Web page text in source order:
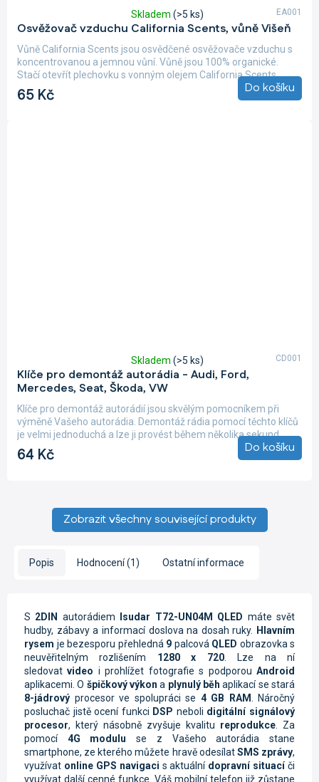
Osvěžovač vzduchu California Scents, vůně Višeň
hodnocení
produktu
je
5,0
5
Skladem (>5 ks)
65 Kč Do košíku
Vůně California Scents jsou osvědčené osvěžovače vzduchu s
koncentrovanou a jemnou vůní. Vůně jsou 100% organické.
Stačí otevřít plechovku s vonným olejem California Scents,...
EA001
Klíče pro demontáž autorádia - Audi, Ford,
Mercedes, Seat, Škoda, VW
hodnocení
produktu
je
4,8
z
5
hvězdiček.
Skladem (>5 ks)
64 Kč Do košíku
Klíče pro demontáž autorádií jsou skvělým pomocníkem při
výměně Vašeho autorádia. Demontáž rádia pomocí těchto klíčů
je velmi jednoduchá a lze ji provést během několika sekund....
CD001
Zobrazit všechny související produkty
Popis Hodnocení (1) Ostatní informace
S 2DIN autorádiem Isudar T72-UN04M QLED máte svět
hudby, zábavy a informací doslova na dosah ruky.
Hlavním
rysem je bezesporu přehledná 9 palcová QLED obrazovka s
neuvěřitelným rozlišením 1280 x 720. Lze na ní
sledovatvideo i prohlížet fotografie s podporouAndroid
aplikacemi. O špičkový výkon a plynulý běhaplikací se stará
8-jádrový procesor ve spolupráci se 4 GB RAM
. Náročný
posluchač jistě ocení funkci DSP neboli digitální signálový
procesor, který násobně zvyšuje kvalitu reprodukce . Za
pomocí 4G modulu se z Vašeho autorádia stane
smartphone, ze kterého můžete hravě odesílatSMS zprávy,
využívat online GPS navigaci s aktuální dopravní situacíči
využívat další cenné funkce. Váš mobilní telefon již zůstane